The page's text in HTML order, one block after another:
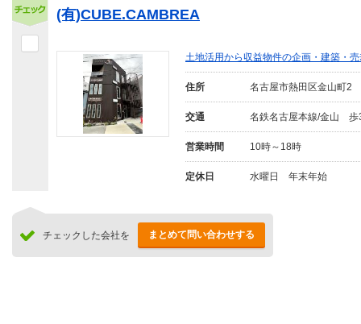
(有)CUBE.CAMBREA
土地活用から収益物件の企画・建築・
住所 名古屋市熱田区金山町2
交通 名鉄名古屋本線/金山 歩
営業時間 10時～18時
定休日 水曜日 年末年始
チェックした会社を まとめて問い合わせする